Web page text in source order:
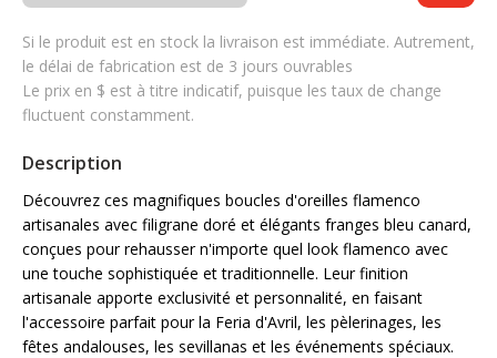
Si le produit est en stock la livraison est immédiate. Autrement,
le délai de fabrication est de 3 jours ouvrables
Le prix en $ est à titre indicatif, puisque les taux de change
fluctuent constamment.
Description
Découvrez ces magnifiques boucles d'oreilles flamenco
artisanales avec filigrane doré et élégants franges bleu canard,
conçues pour rehausser n'importe quel look flamenco avec
une touche sophistiquée et traditionnelle. Leur finition
artisanale apporte exclusivité et personnalité, en faisant
l'accessoire parfait pour la Feria d'Avril, les pèlerinages, les
fêtes andalouses, les sevillanas et les événements spéciaux.